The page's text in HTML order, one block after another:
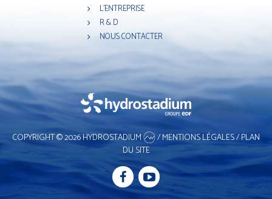
L'ENTREPRISE
R & D
NOUS CONTACTER
COPYRIGHT © 2026 HYDROSTADIUM /MENTIONS LÉGALES/PLAN
DU SITE